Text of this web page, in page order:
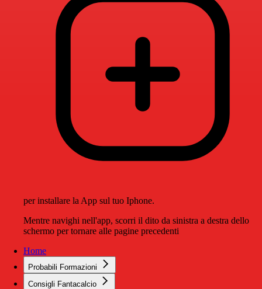
per installare la App sul tuo Iphone.
Mentre navighi nell'app, scorri il dito da sinistra a destra dello
schermo per tornare alle pagine precedenti
Home
Probabili Formazioni
Consigli Fantacalcio